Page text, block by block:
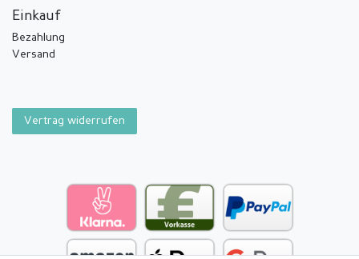
Einkauf
Bezahlung
Versand
Vertrag widerrufen